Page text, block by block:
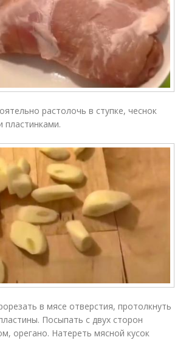
растолочь в ступке, чеснок
пластинками.
в мясе отверстия, протолкнуть
Посыпать с двух сторон
орегано. Натереть мясной кусок